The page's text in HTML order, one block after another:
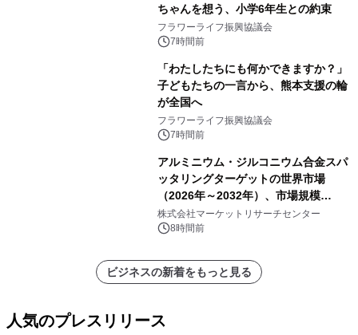
ちゃんを想う、小学6年生との約束
フラワーライフ振興協議会
7時間前
「わたしたちにも何かできますか？」
子どもたちの一言から、熊本支援の輪
が全国へ
フラワーライフ振興協議会
7時間前
アルミニウム・ジルコニウム合金スパ
ッタリングターゲットの世界市場
（2026年～2032年）、市場規模
（0.995、0.999、その他）・分析レポ
ートを発表
株式会社マーケットリサーチセンター
8時間前
ビジネスの新着をもっと見る
人気のプレスリリース